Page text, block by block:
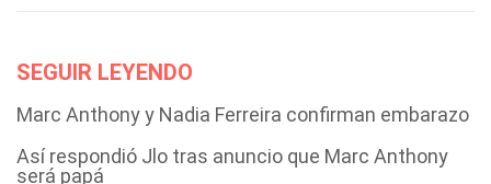
SEGUIR LEYENDO
Marc Anthony y Nadia Ferreira confirman embarazo
Así respondió Jlo tras anuncio que Marc Anthony
será papá